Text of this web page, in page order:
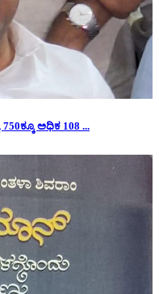
750ಕ್ಕೂ ಅಧಿಕ 108 ...